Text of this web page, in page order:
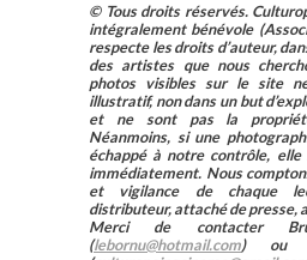
© Tous droits réservés.
intégralement bénévole
respecte les droits d’auteur,
des artistes que nous
photos visibles sur le site
illustratif, non dans un but
et ne sont pas la
Néanmoins, si une
échappé à notre contrôle,
immédiatement. Nous
et vigilance de chaque
distributeur, attaché de presse,
Merci de contacter
(lebornu@hotmail.com) ou